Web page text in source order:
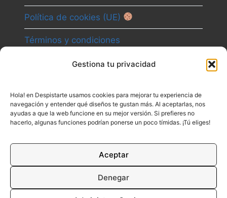
Gestiona tu privacidad
Hola! en Despistarte usamos cookies para mejorar tu experiencia de
navegación y entender qué diseños te gustan más. Al aceptarlas, nos
ayudas a que la web funcione en su mejor versión. Si prefieres no
hacerlo, algunas funciones podrían ponerse un poco tímidas. ¡Tú eliges!
Aceptar
Denegar
Política de cookies (UE)
Términos y condiciones
Canal
Contacto